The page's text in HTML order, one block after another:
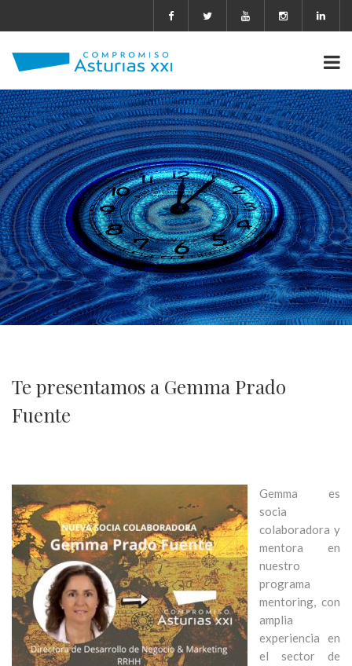
Te presentamos a Gemma Prado
Fuente
Gemma es
socia
colaboradora y
mentora en
nuestro
programa
mentoring, con
amplia
experiencia en
el sector de